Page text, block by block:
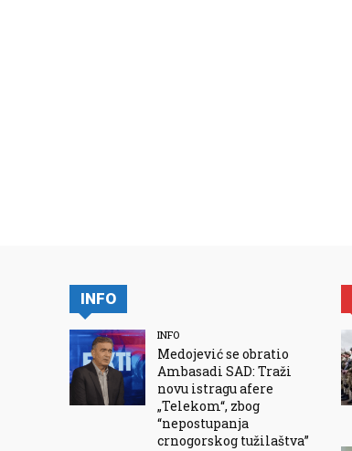
INFO
INFO
Medojević se obratio
Ambasadi SAD: Traži
novu istragu afere
„Telekom“, zbog
“nepostupanja
crnogorskog tužilaštva”